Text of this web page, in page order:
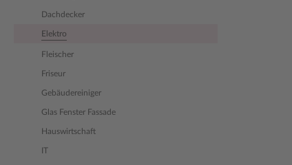
Dachdecker
Elektro
Fleischer
Friseur
Gebäudereiniger
Glas Fenster Fassade
Hauswirtschaft
IT